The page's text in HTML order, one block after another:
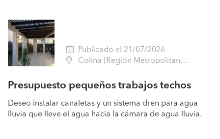
Publicado el 21/07/2026
Colina (Región Metropolitana - Chacabuco)
Presupuesto pequeños trabajos techos
Deseo instalar canaletas y un sistema dren para agua
lluvia que lleve el agua hacia la cámara de agua lluvia.